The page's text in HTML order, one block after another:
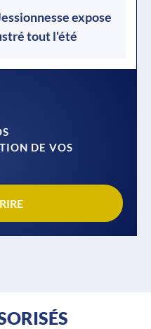
expose
tout l'été
DE VOS